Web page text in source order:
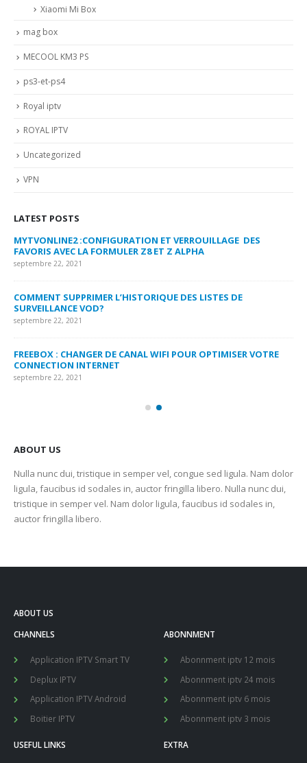
Xiaomi Mi Box
mag box
MECOOL KM3 PS
ps3-et-ps4
Royal iptv
ROYAL IPTV
Uncategorized
VPN
LATEST POSTS
MYTVONLINE2 :CONFIGURATION ET VERROUILLAGE DES
FAVORIS AVEC LA FORMULER Z8 ET Z ALPHA
septembre 22, 2021
COMMENT SUPPRIMER L’HISTORIQUE DES LISTES DE
SURVEILLANCE VOD?
septembre 22, 2021
FREEBOX : CHANGER DE CANAL WIFI POUR OPTIMISER VOTRE
CONNECTION INTERNET
septembre 22, 2021
ABOUT US
Nulla nunc dui, tristique in semper vel, congue sed ligula. Nam dolor
ligula, faucibus id sodales in, auctor fringilla libero. Nulla nunc dui,
tristique in semper vel. Nam dolor ligula, faucibus id sodales in,
auctor fringilla libero.
ABOUT US
CHANNELS
Application IPTV Smart TV
Deplux IPTV
Application IPTV Android
Boitier IPTV
ABONNMENT
Abonnment iptv 12 mois
Abonnment iptv 24 mois
Abonnment iptv 6 mois
Abonnment iptv 3 mois
USEFUL LINKS EXTRA